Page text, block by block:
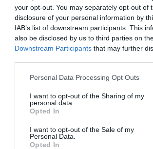
your opt-out. You may separately opt-out of
disclosure of your personal information by
IAB’s list of downstream participants. This
also be disclosed by us to third parties on
Downstream Participants that may further
Personal Data Processing Opt Outs
I want to opt-out of the Sharing of my
personal data.
Opted In
I want to opt-out of the Sale of my
Personal Data.
Opted In